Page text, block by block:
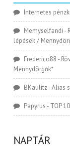
Internetes
Memyselfandi -
lépések /
Frederico88 -
Mennydörgők*
BKaulitz-Alias
Papyrus - TOP
NAPTÁR